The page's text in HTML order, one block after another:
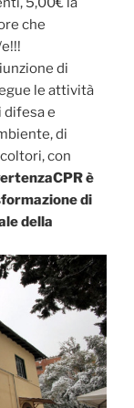
che
di
le attività
e
di
con
è
di
della